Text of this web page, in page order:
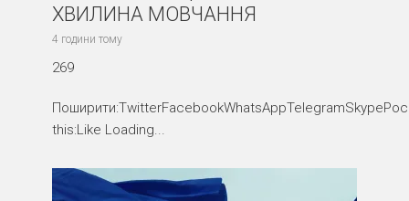
ХВИЛИНА МОВЧАННЯ
4 години тому
269
this:Like Loading...